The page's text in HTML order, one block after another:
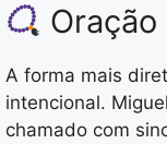
A forma mais
intencional.
chamado com